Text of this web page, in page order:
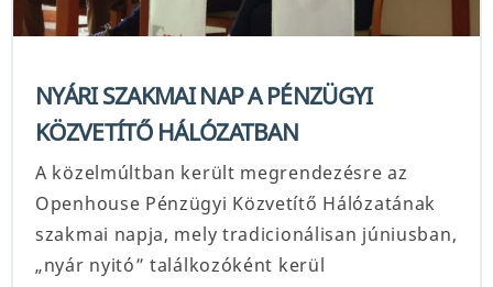
NYÁRI SZAKMAI NAP A PÉNZÜGYI
KÖZVETÍTŐ HÁLÓZATBAN
A közelmúltban került megrendezésre az
Openhouse Pénzügyi Közvetítő Hálózatának
szakmai napja, mely tradicionálisan júniusban,
„nyár nyitó” találkozóként kerül